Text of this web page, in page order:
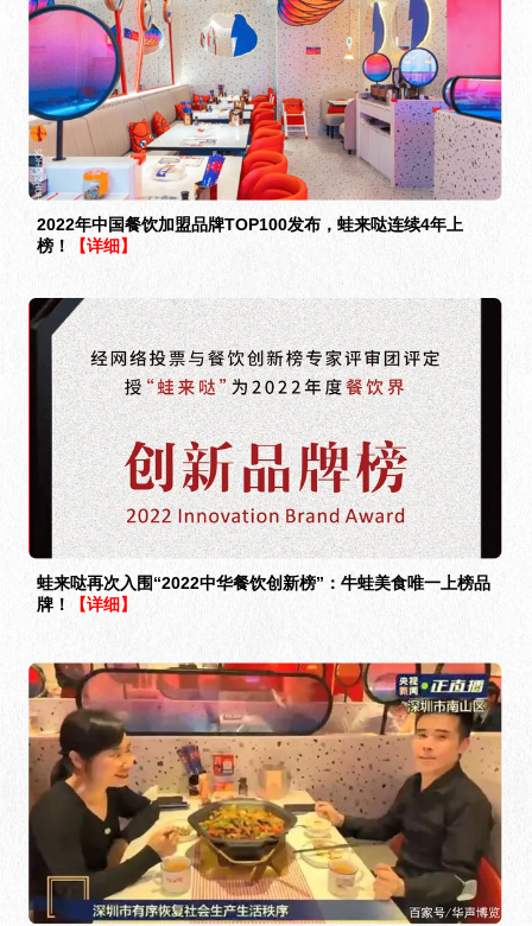
2022年中国餐饮加盟品牌TOP100发布，蛙来哒连续4年上
榜！
【详细】
蛙来哒再次入围“2022中华餐饮创新榜”：牛蛙美食唯一上榜品
牌！
【详细】